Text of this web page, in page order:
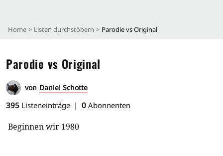
Home Listen durchstöbern Parodie vs Original
Parodie vs Original
von Daniel Schotte
395 Listeneinträge 0 Abonnenten
Beginnen wir 1980